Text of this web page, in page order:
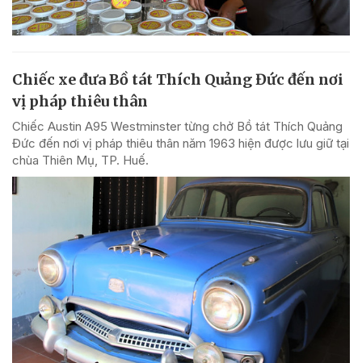
Chiếc xe đưa Bồ tát Thích Quảng Đức đến nơi
vị pháp thiêu thân
Chiếc Austin A95 Westminster từng chở Bồ tát Thích Quảng
Đức đến nơi vị pháp thiêu thân năm 1963 hiện được lưu giữ tại
chùa Thiên Mụ, TP. Huế.